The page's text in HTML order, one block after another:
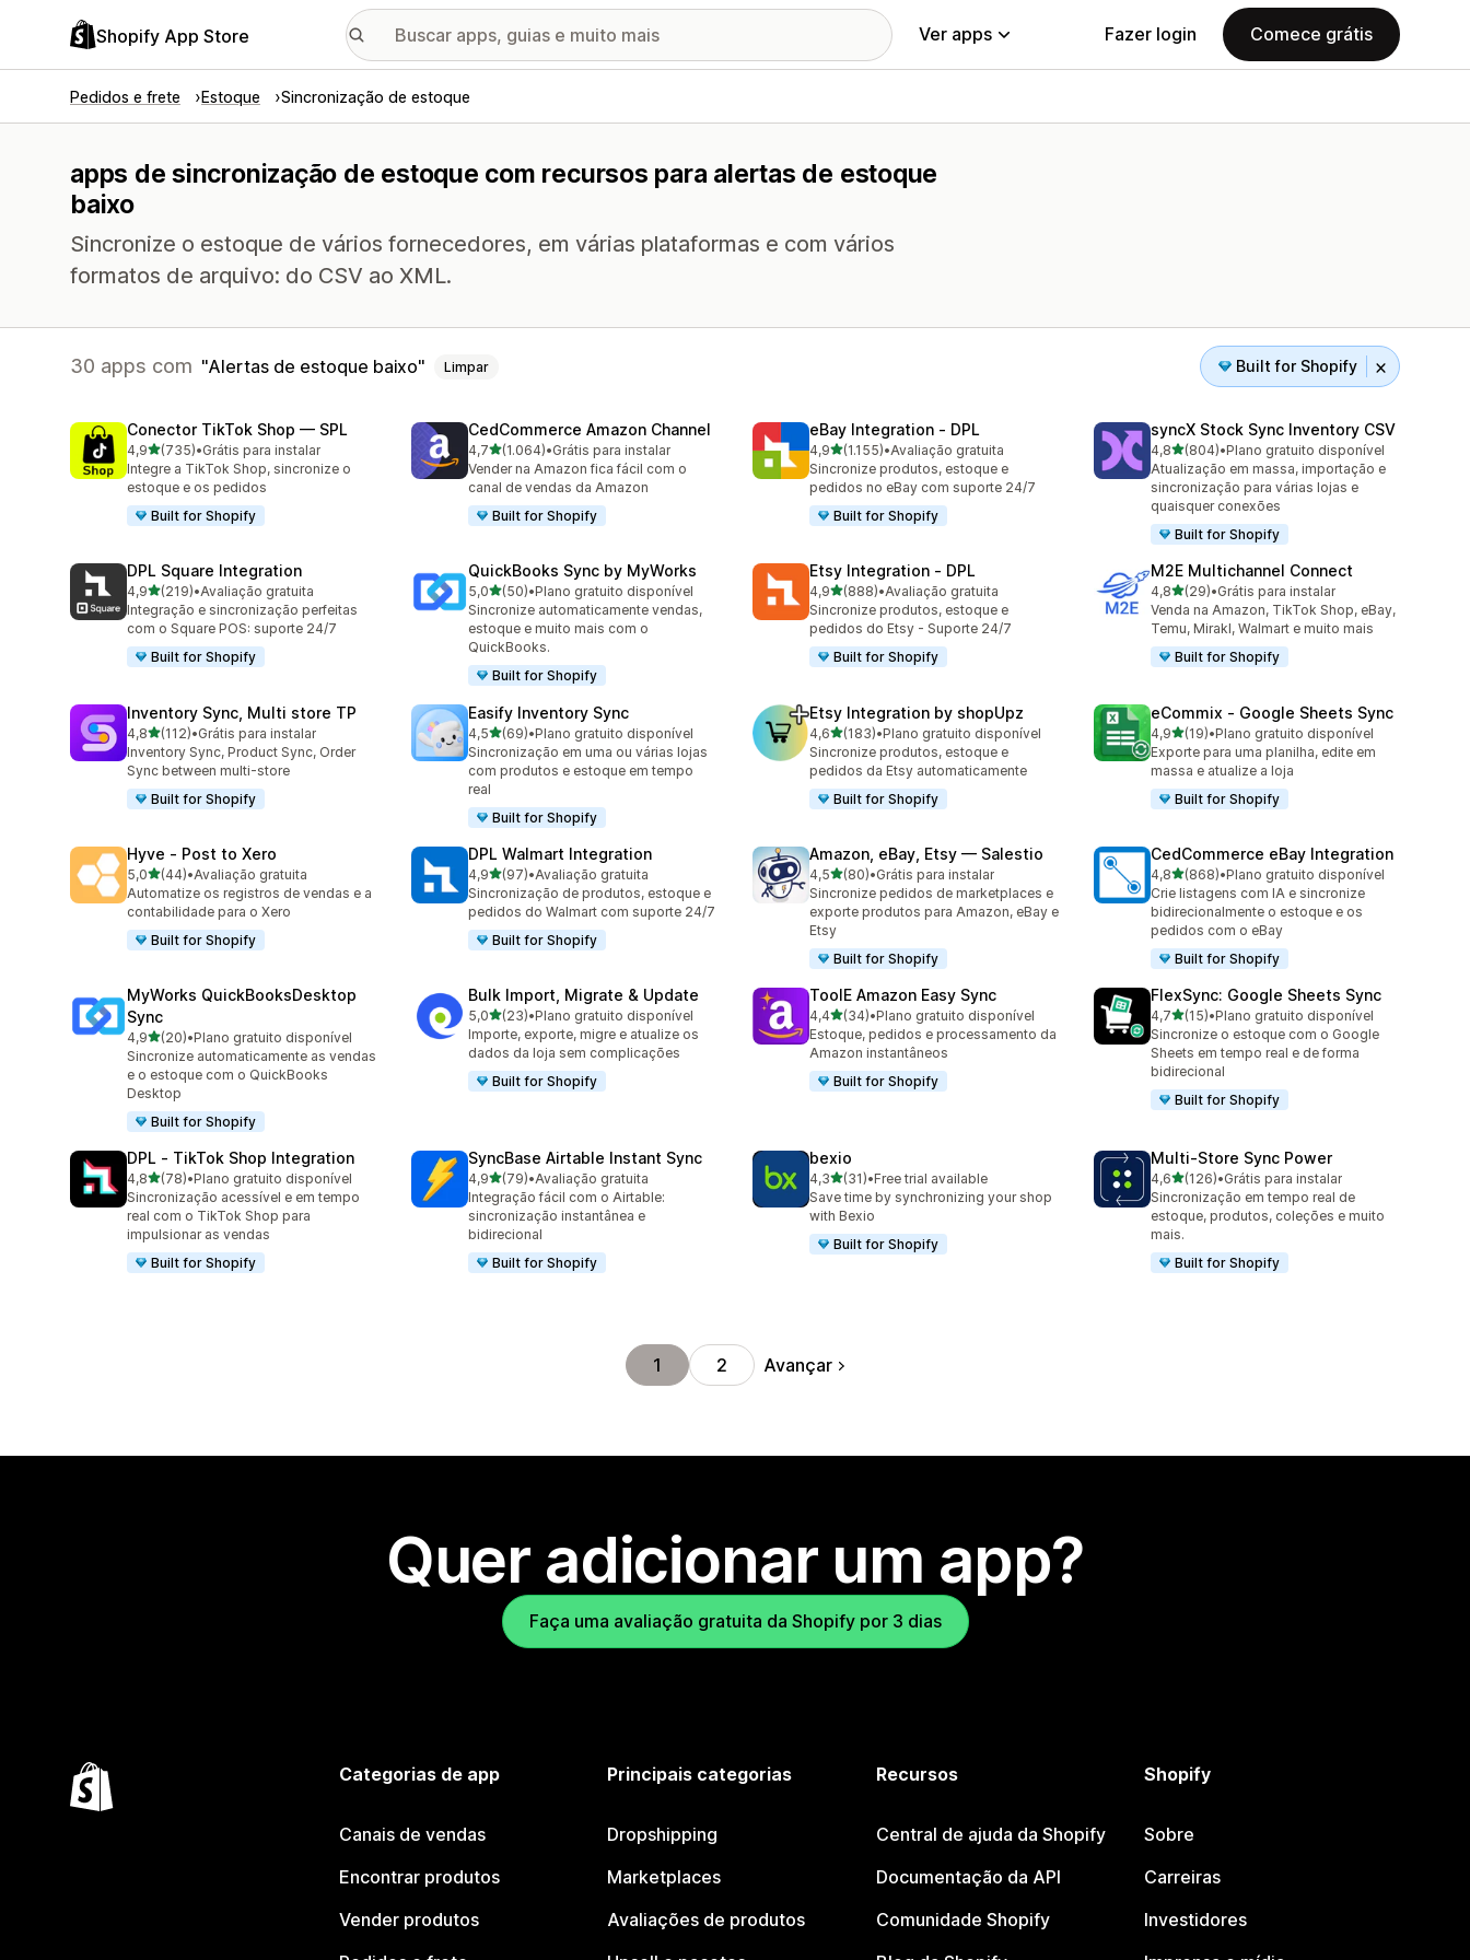
Shopify App Store Ver apps Fazer login Comece grátis
Pedidos e frete Estoque Sincronização de estoque
apps de sincronização de estoque com recursos para alertas de estoque
baixo
Sincronize o estoque de vários fornecedores, em várias plataformas e com vários
formatos de arquivo: do CSV ao XML.
30 apps com Alertas de estoque baixo Limpar Built for Shopify
Conector TikTok Shop — SPL
4,9de 5 estrelas
(735)
735 avaliações ao todo
•Grátis para instalar
Integre a TikTok Shop, sincronize o
estoque e os pedidos
Built for Shopify
CedCommerce Amazon Channel
4,7de 5 estrelas
(1.064)
1064 avaliações ao todo
•Grátis para instalar
Vender na Amazon fica fácil com o
canal de vendas da Amazon
Built for Shopify
eBay Integration ‑ DPL
4,9de 5 estrelas
(1.155)
1155 avaliações ao todo
•Avaliação gratuita
Sincronize produtos, estoque e
pedidos no eBay com suporte 24/7
Built for Shopify
syncX Stock Sync Inventory CSV
4,8de 5 estrelas
(804)
804 avaliações ao todo
•Plano gratuito disponível
Atualização em massa, importação e
sincronização para várias lojas e
quaisquer conexões
Built for Shopify
DPL Square Integration
4,9de 5 estrelas
(219)
219 avaliações ao todo
•Avaliação gratuita
Integração e sincronização perfeitas
com o Square POS: suporte 24/7
Built for Shopify
QuickBooks Sync by MyWorks
5,0de 5 estrelas
(50)
50 avaliações ao todo
•Plano gratuito disponível
Sincronize automaticamente vendas,
estoque e muito mais com o
QuickBooks.
Built for Shopify
Etsy Integration ‑ DPL
4,9de 5 estrelas
(888)
888 avaliações ao todo
•Avaliação gratuita
Sincronize produtos, estoque e
pedidos do Etsy - Suporte 24/7
Built for Shopify
M2E Multichannel Connect
4,8de 5 estrelas
(29)
29 avaliações ao todo
•Grátis para instalar
Venda na Amazon, TikTok Shop, eBay,
Temu, Mirakl, Walmart e muito mais
Built for Shopify
Inventory Sync, Multi store TP
4,8de 5 estrelas
(112)
112 avaliações ao todo
•Grátis para instalar
Inventory Sync, Product Sync, Order
Sync between multi-store
Built for Shopify
Easify Inventory Sync
4,5de 5 estrelas
(69)
69 avaliações ao todo
•Plano gratuito disponível
Sincronização em uma ou várias lojas
com produtos e estoque em tempo
real
Built for Shopify
Etsy Integration by shopUpz
4,6de 5 estrelas
(183)
183 avaliações ao todo
•Plano gratuito disponível
Sincronize produtos, estoque e
pedidos da Etsy automaticamente
Built for Shopify
eCommix ‑ Google Sheets Sync
4,9de 5 estrelas
(19)
19 avaliações ao todo
•Plano gratuito disponível
Exporte para uma planilha, edite em
massa e atualize a loja
Built for Shopify
Hyve ‑ Post to Xero
5,0de 5 estrelas
(44)
44 avaliações ao todo
•Avaliação gratuita
Automatize os registros de vendas e a
contabilidade para o Xero
Built for Shopify
DPL Walmart Integration
4,9de 5 estrelas
(97)
97 avaliações ao todo
•Avaliação gratuita
Sincronização de produtos, estoque e
pedidos do Walmart com suporte 24/7
Built for Shopify
Amazon, eBay, Etsy — Salestio
4,5de 5 estrelas
(80)
80 avaliações ao todo
•Grátis para instalar
Sincronize pedidos de marketplaces e
exporte produtos para Amazon, eBay e
Etsy
Built for Shopify
CedCommerce eBay Integration
4,8de 5 estrelas
(868)
868 avaliações ao todo
•Plano gratuito disponível
Crie listagens com IA e sincronize
bidirecionalmente o estoque e os
pedidos com o eBay
Built for Shopify
MyWorks QuickBooksDesktop
Sync
4,9de 5 estrelas
(20)
20 avaliações ao todo
•Plano gratuito disponível
Sincronize automaticamente as vendas
e o estoque com o QuickBooks
Desktop
Built for Shopify
Bulk Import, Migrate & Update
5,0de 5 estrelas
(23)
23 avaliações ao todo
•Plano gratuito disponível
Importe, exporte, migre e atualize os
dados da loja sem complicações
Built for Shopify
ToolE Amazon Easy Sync
4,4de 5 estrelas
(34)
34 avaliações ao todo
•Plano gratuito disponível
Estoque, pedidos e processamento da
Amazon instantâneos
Built for Shopify
FlexSync: Google Sheets Sync
4,7de 5 estrelas
(15)
15 avaliações ao todo
•Plano gratuito disponível
Sincronize o estoque com o Google
Sheets em tempo real e de forma
bidirecional
Built for Shopify
DPL ‑ TikTok Shop Integration
4,8de 5 estrelas
(78)
78 avaliações ao todo
•Plano gratuito disponível
Sincronização acessível e em tempo
real com o TikTok Shop para
impulsionar as vendas
Built for Shopify
SyncBase Airtable Instant Sync
4,9de 5 estrelas
(79)
79 avaliações ao todo
•Avaliação gratuita
Integração fácil com o Airtable:
sincronização instantânea e
bidirecional
Built for Shopify
bexio
4,3de 5 estrelas
(31)
31 avaliações ao todo
•Free trial available
Save time by synchronizing your shop
with Bexio
Built for Shopify
Multi‑Store Sync Power
4,6de 5 estrelas
(126)
126 avaliações ao todo
•Grátis para instalar
Sincronização em tempo real de
estoque, produtos, coleções e muito
mais.
Built for Shopify
1 2 Avançar
Quer adicionar um app?
Faça uma avaliação gratuita da Shopify por 3 dias
Categorias de app
Canais de vendas
Encontrar produtos
Vender produtos
Principais categorias
Dropshipping
Marketplaces
Avaliações de produtos
Recursos
Central de ajuda da Shopify
Documentação da API
Comunidade Shopify
Shopify
Sobre
Carreiras
Investidores